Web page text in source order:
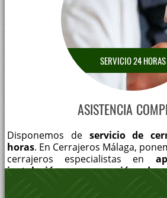
SERVICIO 24 HORAS
ASISTENCIA
Disponemos de servicio de
horas. En Cerrajeros Málaga,
cerrajeros especialistas en
instalación y reparación de